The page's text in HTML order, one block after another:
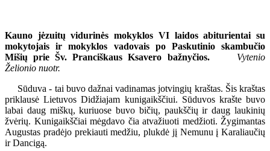
Kauno jėzuitų vidurinės mokyklos VI laidos abiturientai su
mokytojais ir mokyklos vadovais po Paskutinio skambučio
Mišių prie Šv. Pranciškaus Ksavero bažnyčios. Vytenio
Želionio nuotr.
Sūduva - tai buvo dažnai vadinamas jotvingių kraštas. Šis kraštas
priklausė Lietuvos Didžiajam kunigaikščiui. Sūduvos krašte buvo
labai daug miškų, kuriuose buvo bičių, paukščių ir daug laukinių
žvėrių. Kunigaikščiai mėgdavo čia atvažiuoti medžioti. Žygimantas
Augustas pradėjo prekiauti medžiu, plukdė jį Nemunu į Karaliaučių
ir Dancigą.